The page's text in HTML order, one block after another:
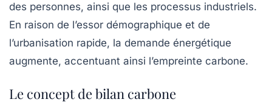
des personnes, ainsi que les processus industriels.
En raison de l’essor démographique et de
l’urbanisation rapide, la demande énergétique
augmente, accentuant ainsi l’empreinte carbone.
Le concept de bilan carbone